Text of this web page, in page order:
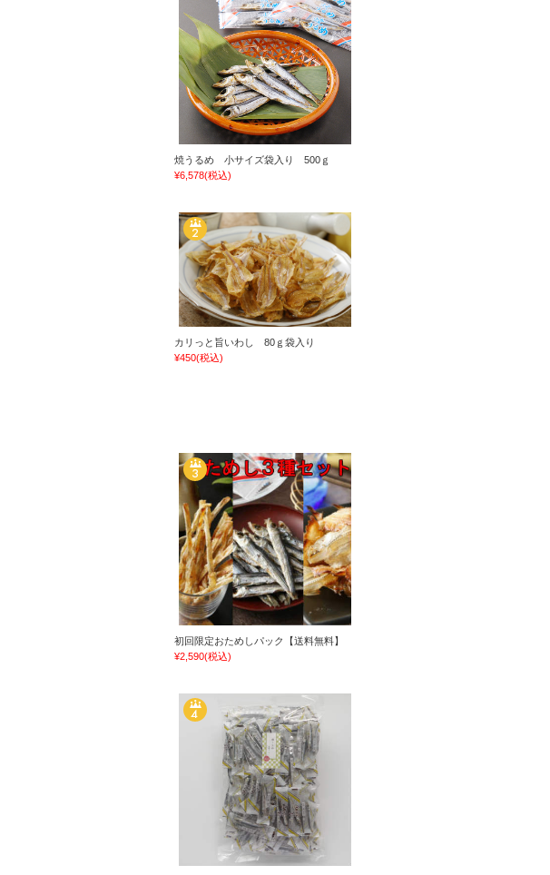
焼うるめ 小サイズ袋入り 500ｇ
¥6,578(税込)
カリっと旨いわし 80ｇ袋入り
¥450(税込)
初回限定おためしパック【送料無料】
¥2,590(税込)